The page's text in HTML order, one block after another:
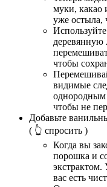
муки, какао
уже остыла,
деревянную
чтобы
видимые
однородным
чтобы не
Добавьте
( 👆 спросить )
Когда вы
порошка и
экстрактом.
вас есть